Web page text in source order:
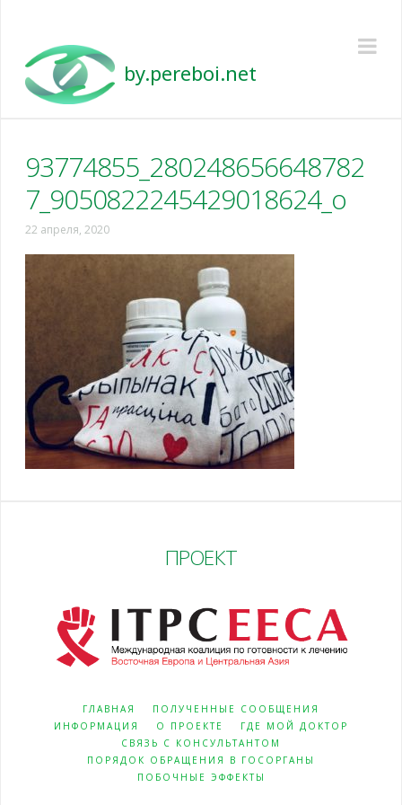
Pereboi
93774855_280248656648782
7_9050822245429018624_o
22 апреля, 2020
ПРОЕКТ
ГЛАВНАЯ
ПОЛУЧЕННЫЕ СООБЩЕНИЯ
ИНФОРМАЦИЯ
О ПРОЕКТЕ
ГДЕ МОЙ ДОКТОР
СВЯЗЬ С КОНСУЛЬТАНТОМ
ПОРЯДОК ОБРАЩЕНИЯ В ГОСОРГАНЫ
ПОБОЧНЫЕ ЭФФЕКТЫ